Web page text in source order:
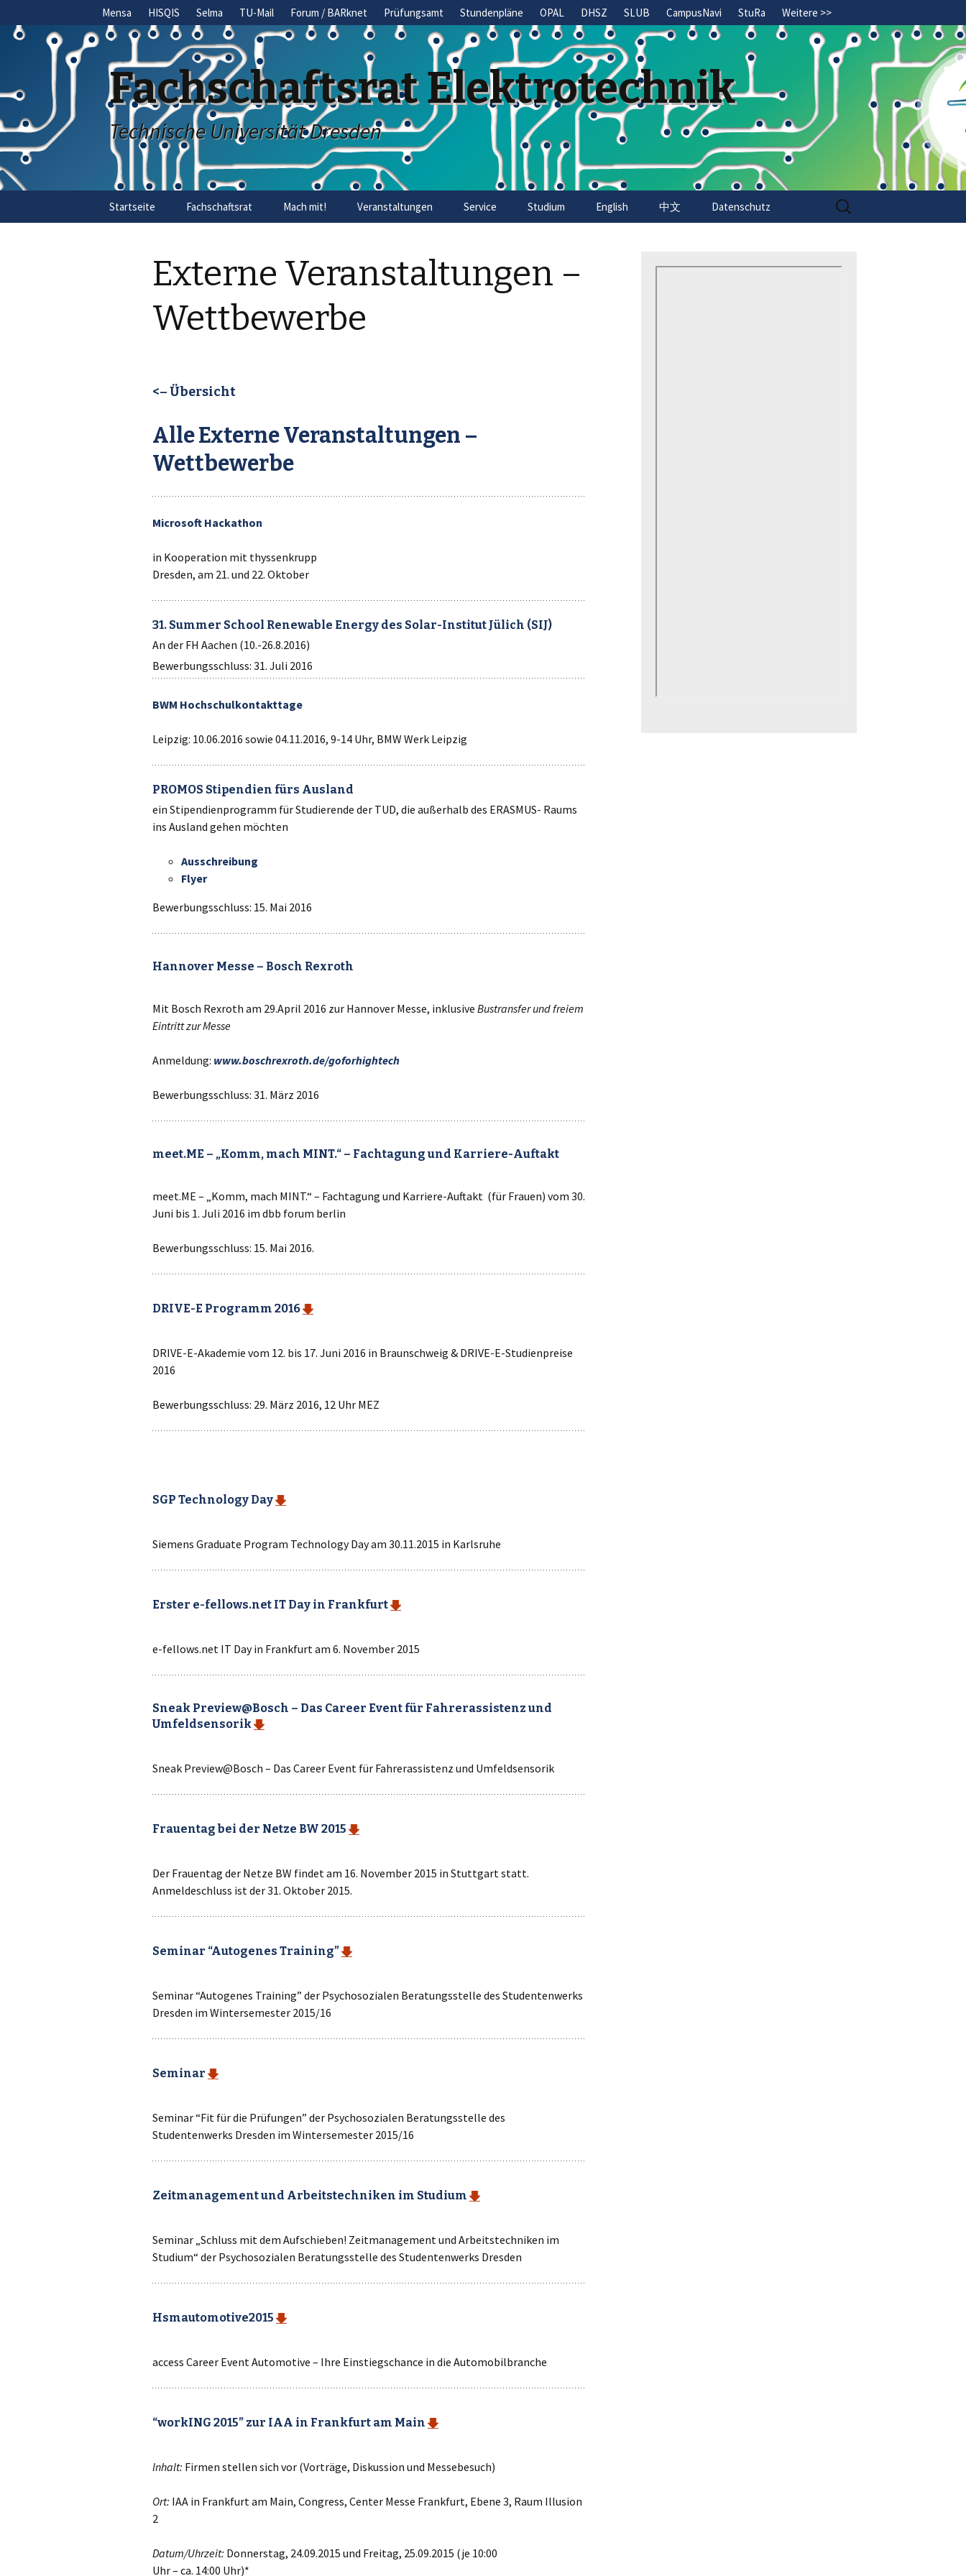
Mensa HISQIS Selma TU-Mail Forum / BARknet Prüfungsamt Stundenpläne OPAL DHSZ SLUB CampusNavi StuRa Weitere >>
Fachschaftsrat Elektrotechnik
Technische Universität Dresden
Startseite Fachschaftsrat Mach mit! Veranstaltungen Service Studium English 中文 Datenschutz
Search
for:
Externe Veranstaltungen –
Wettbewerbe
<– Übersicht
Alle Externe Veranstaltungen –
Wettbewerbe
Microsoft Hackathon
in Kooperation mit thyssenkrupp
Dresden, am 21. und 22. Oktober
31. Summer School Renewable Energy des Solar-Institut Jülich (SIJ)
An der FH Aachen (10.-26.8.2016)
Bewerbungsschluss: 31. Juli 2016
BWM Hochschulkontakttage
Leipzig: 10.06.2016 sowie 04.11.2016, 9-14 Uhr, BMW Werk Leipzig
PROMOS Stipendien fürs Ausland
ein Stipendienprogramm für Studierende der TUD, die außerhalb des ERASMUS- Raums
ins Ausland gehen möchten
Ausschreibung
Flyer
Bewerbungsschluss: 15. Mai 2016
Hannover Messe – Bosch Rexroth
Mit Bosch Rexroth am 29.April 2016 zur Hannover Messe, inklusive Bustransfer und freiem
Eintritt zur Messe
Anmeldung: www.boschrexroth.de/goforhightech
Bewerbungsschluss: 31. März 2016
meet.ME – „Komm, mach MINT.“ – Fachtagung und Karriere-Auftakt
meet.ME – „Komm, mach MINT.“ – Fachtagung und Karriere-Auftakt (für Frauen) vom 30.
Juni bis 1. Juli 2016 im dbb forum berlin
Bewerbungsschluss: 15. Mai 2016.
DRIVE-E Programm 2016
DRIVE-E-Akademie vom 12. bis 17. Juni 2016 in Braunschweig & DRIVE-E-Studienpreise
2016
Bewerbungsschluss: 29. März 2016, 12 Uhr MEZ
SGP Technology Day
Siemens Graduate Program Technology Day am 30.11.2015 in Karlsruhe
Erster e-fellows.net IT Day in Frankfurt
e-fellows.net IT Day in Frankfurt am 6. November 2015
Sneak Preview@Bosch – Das Career Event für Fahrerassistenz und
Umfeldsensorik
Sneak Preview@Bosch – Das Career Event für Fahrerassistenz und Umfeldsensorik
Frauentag bei der Netze BW 2015
Der Frauentag der Netze BW findet am 16. November 2015 in Stuttgart statt.
Anmeldeschluss ist der 31. Oktober 2015.
Seminar “Autogenes Training”
Seminar “Autogenes Training” der Psychosozialen Beratungsstelle des Studentenwerks
Dresden im Wintersemester 2015/16
Seminar
Seminar “Fit für die Prüfungen” der Psychosozialen Beratungsstelle des
Studentenwerks Dresden im Wintersemester 2015/16
Zeitmanagement und Arbeitstechniken im Studium
Seminar „Schluss mit dem Aufschieben! Zeitmanagement und Arbeitstechniken im
Studium“ der Psychosozialen Beratungsstelle des Studentenwerks Dresden
Hsmautomotive2015
access Career Event Automotive – Ihre Einstiegschance in die Automobilbranche
“workING 2015” zur IAA in Frankfurt am Main
Inhalt: Firmen stellen sich vor (Vorträge, Diskussion und Messebesuch)
Ort: IAA in Frankfurt am Main, Congress, Center Messe Frankfurt, Ebene 3, Raum Illusion
2
Datum/Uhrzeit: Donnerstag, 24.09.2015 und Freitag, 25.09.2015 (je 10:00
Uhr – ca. 14:00 Uhr)*